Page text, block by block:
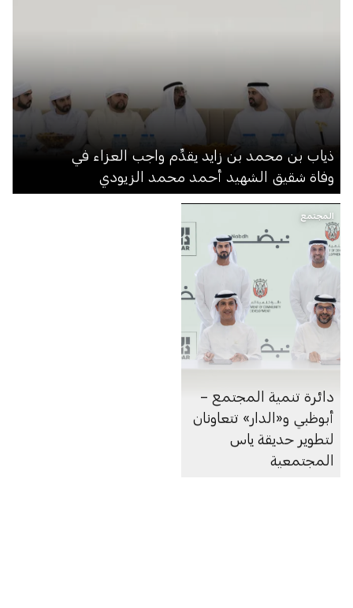
ذياب بن محمد بن زايد يقدِّم واجب العزاء في
وفاة شقيق الشهيد أحمد محمد الزيودي
المجتمع
دائرة تنمية المجتمع –
أبوظبي و«الدار» تتعاونان
لتطوير حديقة ياس
المجتمعية